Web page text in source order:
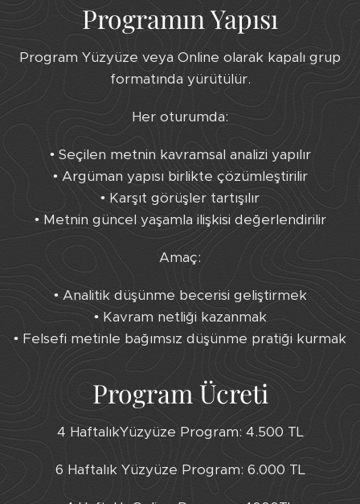
Programın Yapısı
Program Yüzyüze veya Online olarak kapalı grup
formatında yürütülür.
Her oturumda:
• Seçilen metnin kavramsal analizi yapılır
• Argüman yapısı birlikte çözümleştirilir
• Karşıt görüşler tartışılır
• Metnin güncel yaşamla ilişkisi değerlendirilir
Amaç:
• Analitik düşünme becerisi geliştirmek
• Kavram netliği kazanmak
• Felsefi metinle bağımsız düşünme pratiği kurmak
Program Ücreti
4 HaftalıkYüzyüze Program: 4.500 TL
6 Haftalık Yüzyüze Program: 6.000 TL